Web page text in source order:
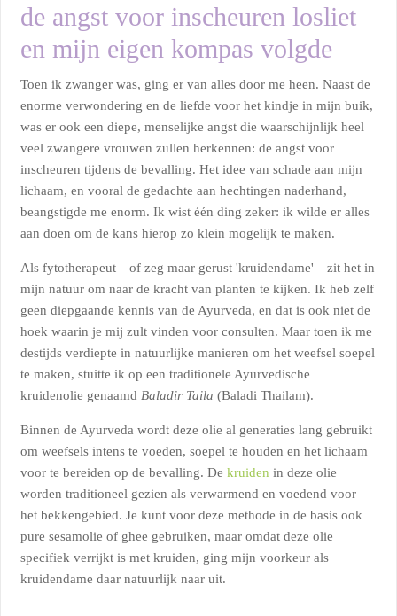
de angst voor inscheuren losliet
en mijn eigen kompas volgde
Toen ik zwanger was, ging er van alles door me heen. Naast de
enorme verwondering en de liefde voor het kindje in mijn buik,
was er ook een diepe, menselijke angst die waarschijnlijk heel
veel zwangere vrouwen zullen herkennen: de angst voor
inscheuren tijdens de bevalling. Het idee van schade aan mijn
lichaam, en vooral de gedachte aan hechtingen naderhand,
beangstigde me enorm. Ik wist één ding zeker: ik wilde er alles
aan doen om de kans hierop zo klein mogelijk te maken.
Als fytotherapeut—of zeg maar gerust 'kruidendame'—zit het in
mijn natuur om naar de kracht van planten te kijken. Ik heb zelf
geen diepgaande kennis van de Ayurveda, en dat is ook niet de
hoek waarin je mij zult vinden voor consulten. Maar toen ik me
destijds verdiepte in natuurlijke manieren om het weefsel soepel
te maken, stuitte ik op een traditionele Ayurvedische
kruidenolie genaamd Baladir Taila (Baladi Thailam).
Binnen de Ayurveda wordt deze olie al generaties lang gebruikt
om weefsels intens te voeden, soepel te houden en het lichaam
voor te bereiden op de bevalling. Dekruiden in deze olie
worden traditioneel gezien als verwarmend en voedend voor
het bekkengebied. Je kunt voor deze methode in de basis ook
pure sesamolie of ghee gebruiken, maar omdat deze olie
specifiek verrijkt is met kruiden, ging mijn voorkeur als
kruidendame daar natuurlijk naar uit.